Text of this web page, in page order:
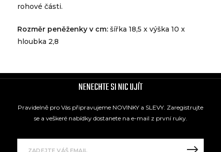
rohové části.
Rozměr peněženky v cm: šířka 18,5 x výška 10 x
hloubka 2,8
NENECHTE SI NIC UJÍT
Pravidelně pro Vás připravujeme NOVINKY a SLEVY. Zaregistrujte
se a veškeré nabídky dostanete na e-mail z první ruky.